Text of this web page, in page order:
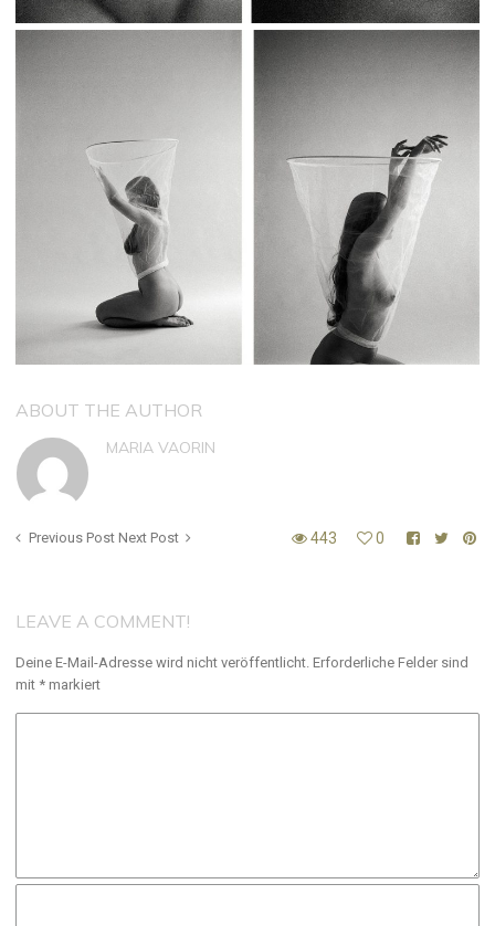
ABOUT THE AUTHOR
MARIA VAORIN
Previous Post Next Post 443 0
LEAVE A COMMENT!
Deine E-Mail-Adresse wird nicht veröffentlicht. Erforderliche Felder sind
mit * markiert